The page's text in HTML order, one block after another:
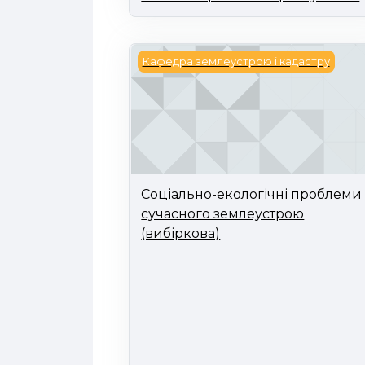
Соціально-екологічні
Кафедра землеустрою і кадастру
Соціально-екологічні проблеми
сучасного землеустрою
(вибіркова)